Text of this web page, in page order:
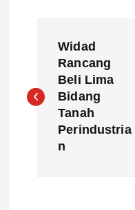
s
Widad
Rancang
Beli Lima
Bidang
Tanah
Perindustria
n